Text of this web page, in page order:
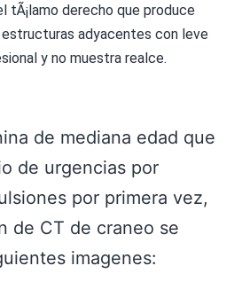
tÃ¡lamo derecho que produce
estructuras adyacentes con leve
y no muestra realce.
de mediana edad que
de urgencias por
por primera vez,
de CT de craneo se
imagenes: